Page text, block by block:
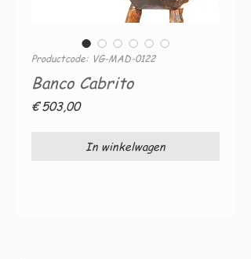
Productcode: VG-MAD-0122
Banco Cabrito
€ 503,00Prijs
In winkelwagen